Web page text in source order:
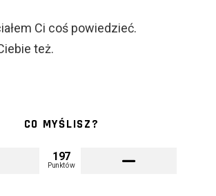
Ci coś powiedzieć.
też.
CO MYŚLISZ?
197
Punktów